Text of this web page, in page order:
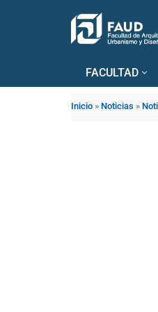
FACULTAD
Inicio » Noticias »